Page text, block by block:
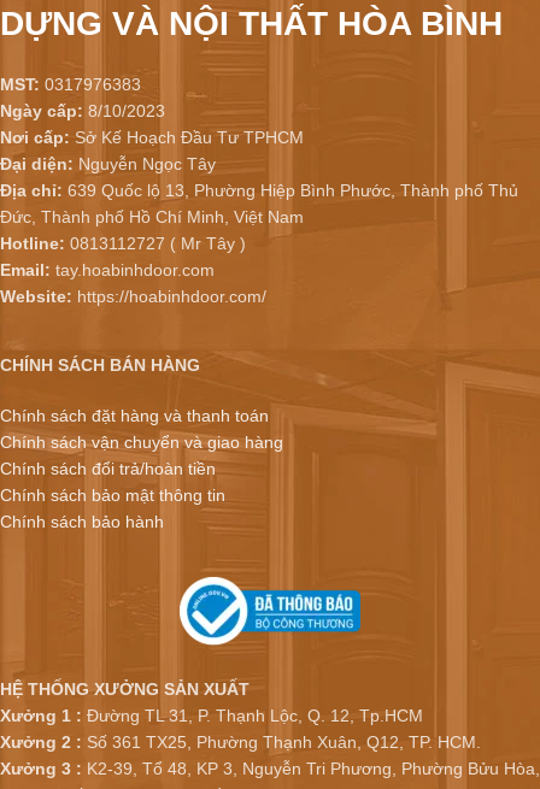
DỰNG VÀ NỘI THẤT HÒA BÌNH
MST: 0317976383
Ngày cấp: 8/10/2023
Nơi cấp: Sở Kế Hoạch Đầu Tư TPHCM
Đại diện: Nguyễn Ngọc Tây
Địa chỉ: 639 Quốc lộ 13, Phường Hiệp Bình Phước, Thành phố Thủ
Đức, Thành phố Hồ Chí Minh, Việt Nam
Hotline: 0813112727 ( Mr Tây )
Email: tay.hoabinhdoor.com
Website: https://hoabinhdoor.com/
CHÍNH SÁCH BÁN HÀNG
Chính sách đặt hàng và thanh toán
Chính sách vận chuyển và giao hàng
Chính sách đổi trả/hoàn tiền
Chính sách bảo mật thông tin
Chính sách bảo hành
HỆ THỐNG XƯỞNG SẢN XUẤT
Xưởng 1 : Đường TL 31, P. Thạnh Lộc, Q. 12, Tp.HCM
Xưởng 2 : Số 361 TX25, Phường Thạnh Xuân, Q12, TP. HCM.
Xưởng 3 : K2-39, Tổ 48, KP 3, Nguyễn Tri Phương, Phường Bửu Hòa,